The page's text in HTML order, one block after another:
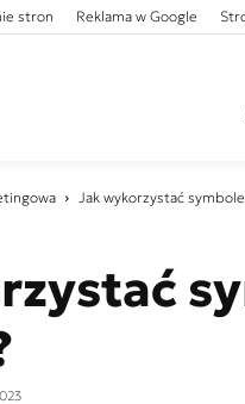
stron Reklama w Google
Jak wykorzystać